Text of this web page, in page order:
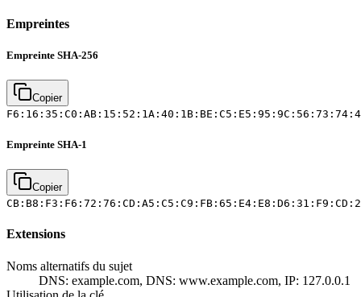
Empreintes
Empreinte SHA-256
Copier
Empreinte SHA-1
Copier
Extensions
Noms alternatifs du sujet
DNS: example.com, DNS: www.example.com, IP: 127.0.0.1